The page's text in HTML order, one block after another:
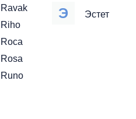
Ravak
Riho
Roca
Rosa
Runo
Э Эстет